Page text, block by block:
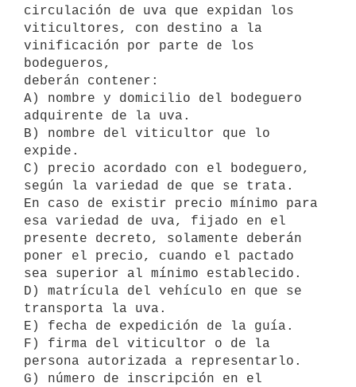
circulación de uva que expidan los
viticultores, con destino a la
vinificación por parte de los
bodegueros,
deberán contener:
A) nombre y domicilio del bodeguero
adquirente de la uva.
B) nombre del viticultor que lo
expide.
C) precio acordado con el bodeguero,
según la variedad de que se trata.
En caso de existir precio mínimo para
esa variedad de uva, fijado en el
presente decreto, solamente deberán
poner el precio, cuando el pactado
sea superior al mínimo establecido.
D) matrícula del vehículo en que se
transporta la uva.
E) fecha de expedición de la guía.
F) firma del viticultor o de la
persona autorizada a representarlo.
G) número de inscripción en el